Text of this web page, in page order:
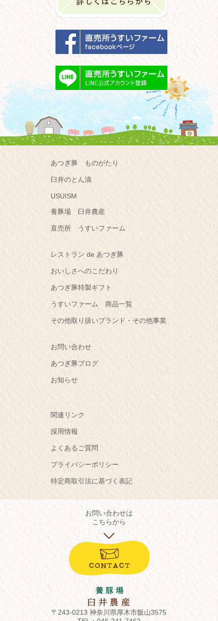
あつぎ豚 ものがたり
臼井のとん漬
USUISM
養豚場 臼井農産
直売所 うすいファーム
レストラン de あつぎ豚
おいしさへのこだわり
あつぎ豚特製ギフト
うすいファーム 商品一覧
その他取り扱いブランド・その他事業
お問い合わせ
あつぎ豚ブログ
お知らせ
関連リンク
採用情報
よくあるご質問
プライバシーポリシー
特定商取引法に基づく表記
お問い合わせは
こちらから
〒243-0213 神奈川県厚木市飯山3575